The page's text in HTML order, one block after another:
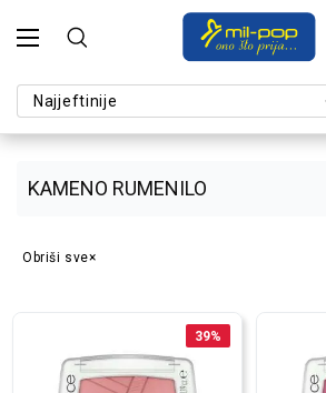
KAMENO RUMENILO
Obriši sve
39%